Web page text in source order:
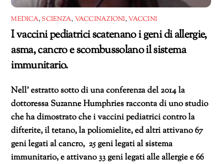
MEDICA,SCIENZA, VACCINAZIONI,VACCINI
I vaccini pediatrici scatenano i geni di allergie,
asma, cancro e scombussolano il sistema
immunitario.
Nell’ estratto sotto di una conferenza del 2014 la
dottoressa Suzanne Humphries racconta di uno studio
che ha dimostrato che i vaccini pediatrici contro la
difterite, il tetano, la poliomielite, ed altri attivano 67
geni legati al cancro, 25 geni legati al sistema
immunitario, e attivano 33 geni legati alle allergie e 66